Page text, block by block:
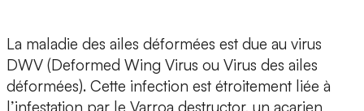
La maladie des ailes déformées est due au virus
DWV (Deformed Wing Virus ou Virus des ailes
déformées). Cette infection est étroitement liée à